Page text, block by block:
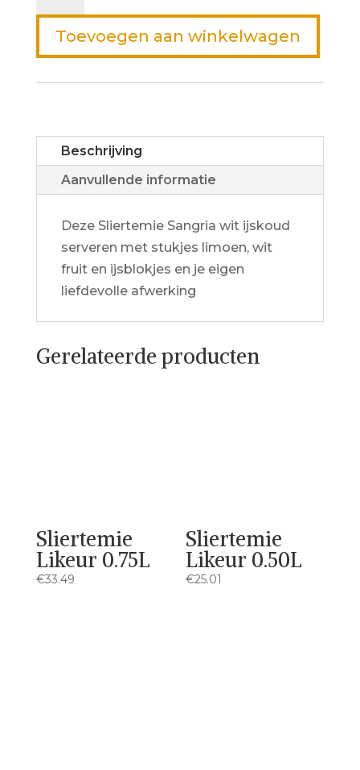
Toevoegen aan winkelwagen
Beschrijving
Aanvullende informatie
Deze Sliertemie Sangria wit ijskoud
serveren met stukjes limoen, wit
fruit en ijsblokjes en je eigen
liefdevolle afwerking
Gerelateerde producten
Sliertemie
Likeur 0.75L
€33.49
Sliertemie
Likeur 0.50L
€25.01